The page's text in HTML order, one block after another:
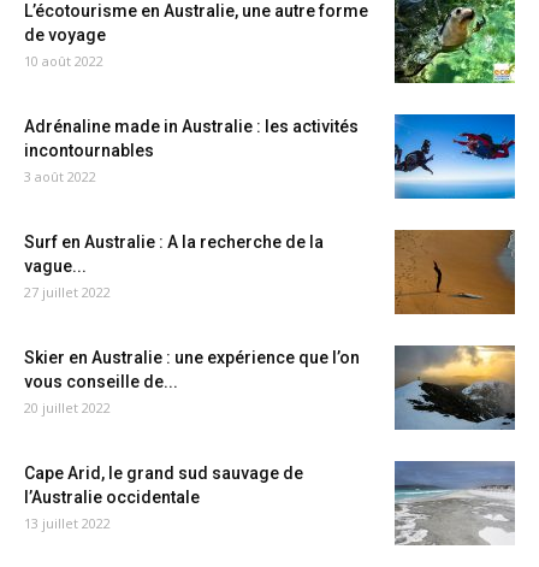
L’écotourisme en Australie, une autre forme
de voyage
10 août 2022
Adrénaline made in Australie : les activités
incontournables
3 août 2022
Surf en Australie : A la recherche de la
vague...
27 juillet 2022
Skier en Australie : une expérience que l’on
vous conseille de...
20 juillet 2022
Cape Arid, le grand sud sauvage de
l’Australie occidentale
13 juillet 2022